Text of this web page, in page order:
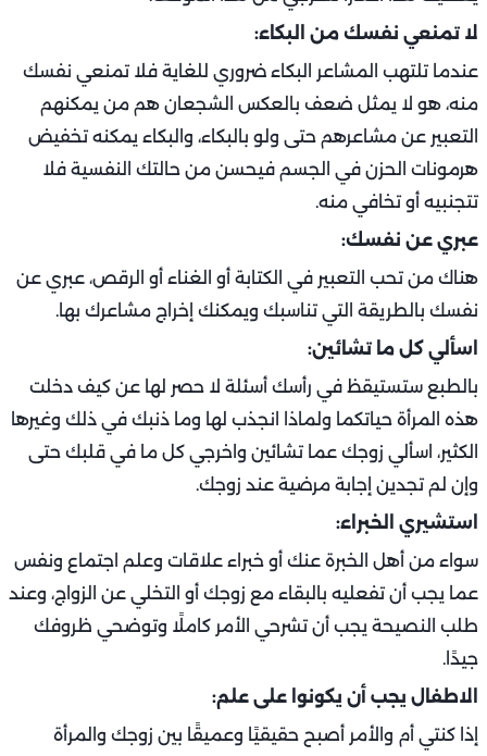
لا تمنعي نفسك من البكاء:
عندما تلتهب المشاعر البكاء ضروري للغاية فلا تمنعي نفسك
منه، هو لا يمثل ضعف بالعكس الشجعان هم من يمكنهم
التعبير عن مشاعرهم حتى ولو بالبكاء، والبكاء يمكنه تخفيض
هرمونات الحزن في الجسم فيحسن من حالتك النفسية فلا
تتجنبيه أو تخافي منه.
عبري عن نفسك:
هناك من تحب التعبير في الكتابة أو الغناء أو الرقص، عبري عن
نفسك بالطريقة التي تناسبك ويمكنك إخراج مشاعرك بها.
اسألي كل ما تشائين:
بالطبع ستستيقظ في رأسك أسئلة لا حصر لها عن كيف دخلت
هذه المرأة حياتكما ولماذا انجذب لها وما ذنبك في ذلك وغيرها
الكثير، اسألي زوجك عما تشائين واخرجي كل ما في قلبك حتى
وإن لم تجدين إجابة مرضية عند زوجك.
استشيري الخبراء:
سواء من أهل الخبرة عنك أو خبراء علاقات وعلم اجتماع ونفس
عما يجب أن تفعليه بالبقاء مع زوجك أو التخلي عن الزواج، وعند
طلب النصيحة يجب أن تشرحي الأمر كاملًا وتوضحي ظروفك
جيدًا.
الاطفال يجب أن يكونوا على علم:
إذا كنتي أم والأمر أصبح حقيقيًا وعميقًا بين زوجك والمرأة